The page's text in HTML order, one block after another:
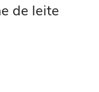
de leite